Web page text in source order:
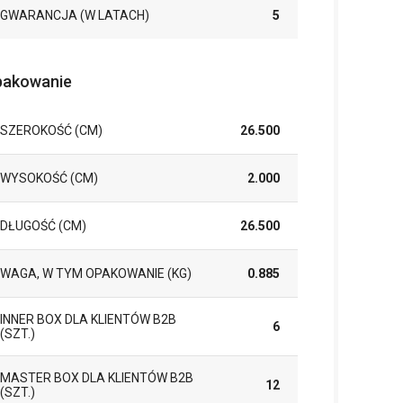
GWARANCJA (W LATACH) 5
SZEROKOŚĆ (CM) 26.500
WYSOKOŚĆ (CM) 2.000
DŁUGOŚĆ (CM) 26.500
WAGA, W TYM OPAKOWANIE (KG) 0.885
INNER BOX DLA KLIENTÓW B2B
(SZT.)
6
MASTER BOX DLA KLIENTÓW B2B
(SZT.)
12